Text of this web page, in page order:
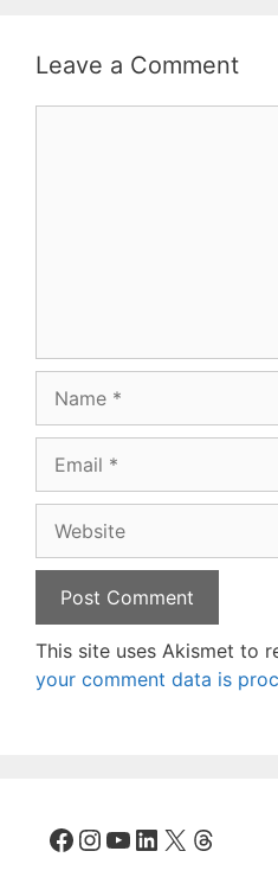
Leave a Comment
This site uses Akismet to
your comment data is
Facebook
Instagram
YouTube
LinkedIn
X